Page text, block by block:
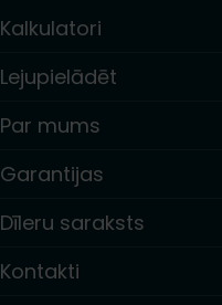
Kalkulatori
Lejupielādēt
Par mums
Garantijas
Dīleru saraksts
Kontakti